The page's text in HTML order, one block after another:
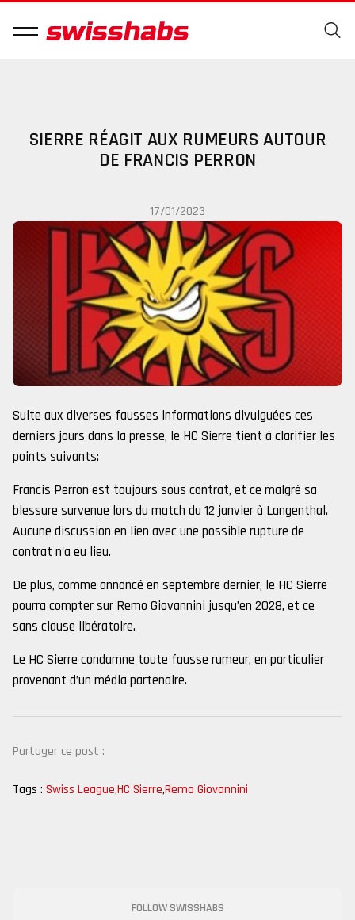
SIERRE RÉAGIT AUX RUMEURS AUTOUR
DE FRANCIS PERRON
17/01/2023
Suite aux diverses fausses informations divulguées ces
derniers jours dans la presse, le HC Sierre tient à clarifier les
points suivants:
Francis Perron est toujours sous contrat, et ce malgré sa
blessure survenue lors du match du 12 janvier à Langenthal.
Aucune discussion en lien avec une possible rupture de
contrat n'a eu lieu.
De plus, comme annoncé en septembre dernier, le HC Sierre
pourra compter sur Remo Giovannini jusqu’en 2028, et ce
sans clause libératoire.
Le HC Sierre condamne toute fausse rumeur, en particulier
provenant d’un média partenaire.
Partager ce post :
Tags : Swiss League,HC Sierre,Remo Giovannini
FOLLOW SWISSHABS